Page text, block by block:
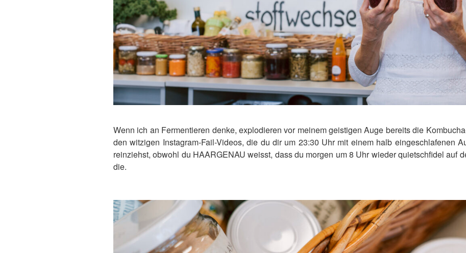
Wenn ich an Fermentieren denke, explodieren vor meinem geistigen Auge bereits die
den witzigen Instagram-Fail-Videos, die du dir um 23:30 Uhr mit einem halb eingeschlafenen
reinziehst, obwohl du HAARGENAU weisst, dass du morgen um 8 Uhr wieder quietschfidel auf
die.